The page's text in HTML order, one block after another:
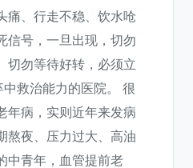
痛、行走不稳、饮水呛
信号，一旦出现，切勿
切勿等待好转，必须立
救治能力的医院。 很
年病，实则近年来发病
熬夜、压力过大、高油
中青年，血管提前老